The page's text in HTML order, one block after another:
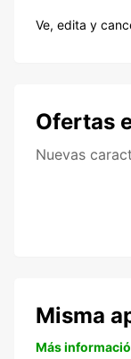
Ve, edita y
Ofertas
Nuevas
Misma
Más